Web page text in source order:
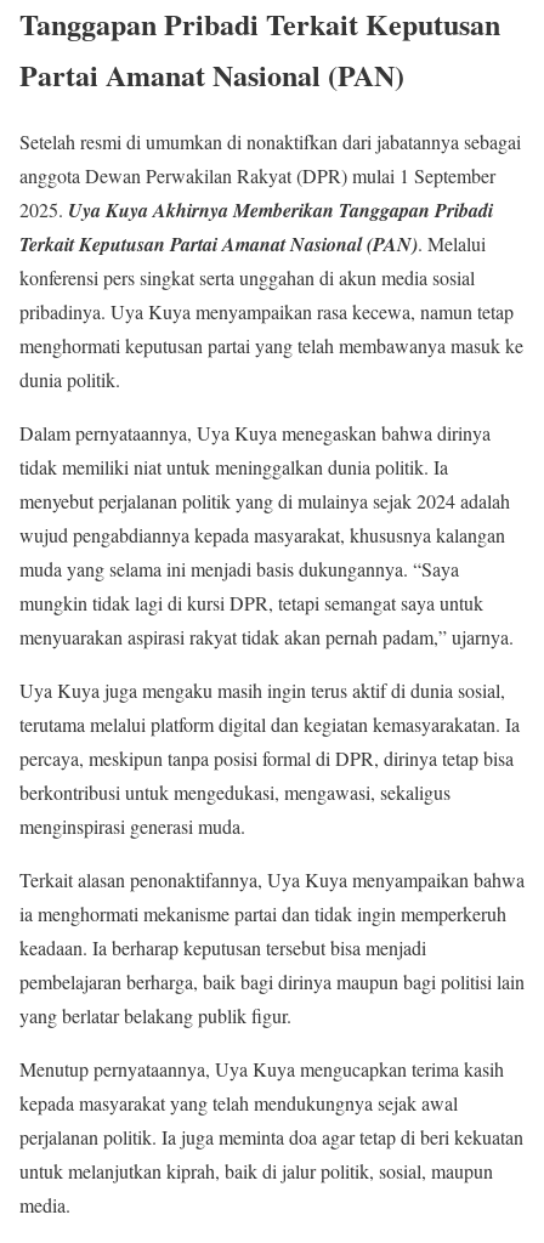
Tanggapan Pribadi Terkait Keputusan
Partai Amanat Nasional (PAN)
Setelah resmi di umumkan di nonaktifkan dari jabatannya sebagai
anggota Dewan Perwakilan Rakyat (DPR) mulai 1 September
2025. Uya Kuya Akhirnya Memberikan Tanggapan Pribadi
Terkait Keputusan Partai Amanat Nasional (PAN). Melalui
konferensi pers singkat serta unggahan di akun media sosial
pribadinya. Uya Kuya menyampaikan rasa kecewa, namun tetap
menghormati keputusan partai yang telah membawanya masuk ke
dunia politik.
Dalam pernyataannya, Uya Kuya menegaskan bahwa dirinya
tidak memiliki niat untuk meninggalkan dunia politik. Ia
menyebut perjalanan politik yang di mulainya sejak 2024 adalah
wujud pengabdiannya kepada masyarakat, khususnya kalangan
muda yang selama ini menjadi basis dukungannya. “Saya
mungkin tidak lagi di kursi DPR, tetapi semangat saya untuk
menyuarakan aspirasi rakyat tidak akan pernah padam,” ujarnya.
Uya Kuya juga mengaku masih ingin terus aktif di dunia sosial,
terutama melalui platform digital dan kegiatan kemasyarakatan. Ia
percaya, meskipun tanpa posisi formal di DPR, dirinya tetap bisa
berkontribusi untuk mengedukasi, mengawasi, sekaligus
menginspirasi generasi muda.
Terkait alasan penonaktifannya, Uya Kuya menyampaikan bahwa
ia menghormati mekanisme partai dan tidak ingin memperkeruh
keadaan. Ia berharap keputusan tersebut bisa menjadi
pembelajaran berharga, baik bagi dirinya maupun bagi politisi lain
yang berlatar belakang publik figur.
Menutup pernyataannya, Uya Kuya mengucapkan terima kasih
kepada masyarakat yang telah mendukungnya sejak awal
perjalanan politik. Ia juga meminta doa agar tetap di beri kekuatan
untuk melanjutkan kiprah, baik di jalur politik, sosial, maupun
media.